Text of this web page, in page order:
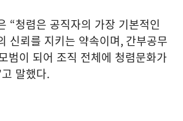
“청렴은 공직자의 가장 기본적인
신뢰를 지키는 약속이며, 간부공무
범이 되어 조직 전체에 청렴문화가
고 말했다.